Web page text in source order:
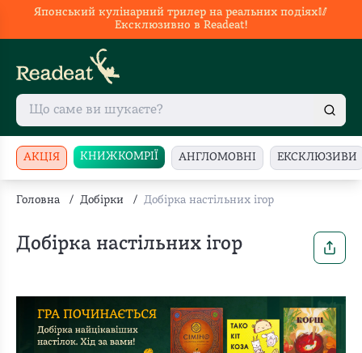
Японський кулінарний трилер на реальних подіях🥢
Ексклюзивно в Readeat!
АКЦІЯ КНИЖКОМРІЇ АНГЛОМОВНІ ЕКСКЛЮЗИВИ
Головна / Добірки / Добірка настільних ігор
Добірка настільних ігор